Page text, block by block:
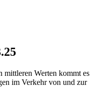
mittleren Werten kommt es
im Verkehr von und zur